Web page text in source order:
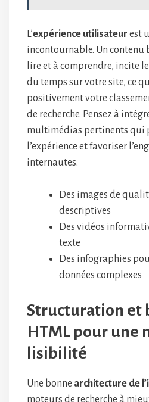
L’expérience utilisateur est
incontournable. Un contenu
lire et à comprendre, incite
du temps sur votre site, ce
positivement votre
de recherche. Pensez à
multimédias pertinents qui
l’expérience et favoriser
internautes.
Des images de
descriptives
Des vidéos
texte
Des infographies
données complexes
Structuration et
HTML pour une
lisibilité
Une bonne architecture de
moteurs de recherche à